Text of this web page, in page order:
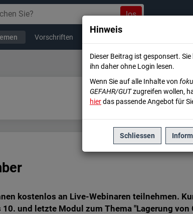
los
Vorschriften
Hinweis
Dieser Beitrag ist gesponsert. Sie
ihn daher ohne Login lesen.
Wenn Sie auf alle Inhalte von
GEFAHR/GUTzugreifen wollen,
hierdas passende Angebot für
Schliessen
kostenlos an Live-Webinaren teilnehmen.
und letzte Modul zum Thema "Lagerung von